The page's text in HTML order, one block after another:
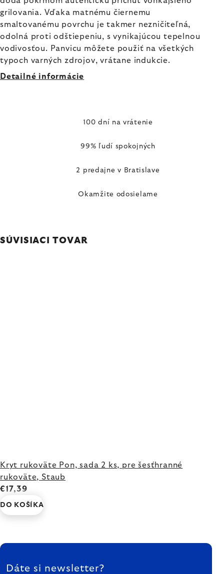
grilovania. Vďaka matnému čiernemu
smaltovanému povrchu je takmer nezničiteľná,
odolná proti odštiepeniu, s vynikajúcou tepelnou
vodivosťou. Panvicu môžete použiť na všetkých
typoch varných zdrojov, vrátane indukcie.
Detailné informácie
100 dní na vrátenie
99% ľudí spokojných
2 predajne v Bratislave
Okamžite odosielame
SÚVISIACI TOVAR
Kryt rukoväte Pon, sada 2 ks, pre šesťhranné
rukoväte, Staub
€17,39
DO KOŠÍKA
ZÁPÄTIE
Dáte si newsletter?